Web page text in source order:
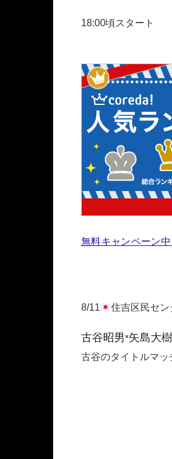
18:00頃スタート
無料キャンペーン
8/11 住吉区民セン
古谷昭男×矢島大樹
古谷のタイトルマッ